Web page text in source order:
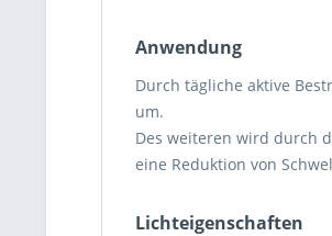
Anwendung
Durch tägliche aktive
um.
Des weiteren wird durch
eine Reduktion von
Lichteigenschaften